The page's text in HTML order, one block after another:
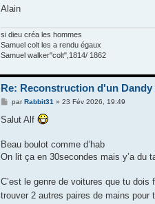
Alain
si dieu créa les hommes
Samuel colt les a rendu égaux
Samuel walker"colt",1814/ 1862
Re: Reconstruction d'un Dandy
M
s
g
parRabbit31 » 23 Fév 2026, 19:49
Salut Alf
Beau boulot comme d’hab
On lit ça en 30secondes mais y’a du
C’est le genre de voitures que tu dois
trouver 2 autres paires de mains pour